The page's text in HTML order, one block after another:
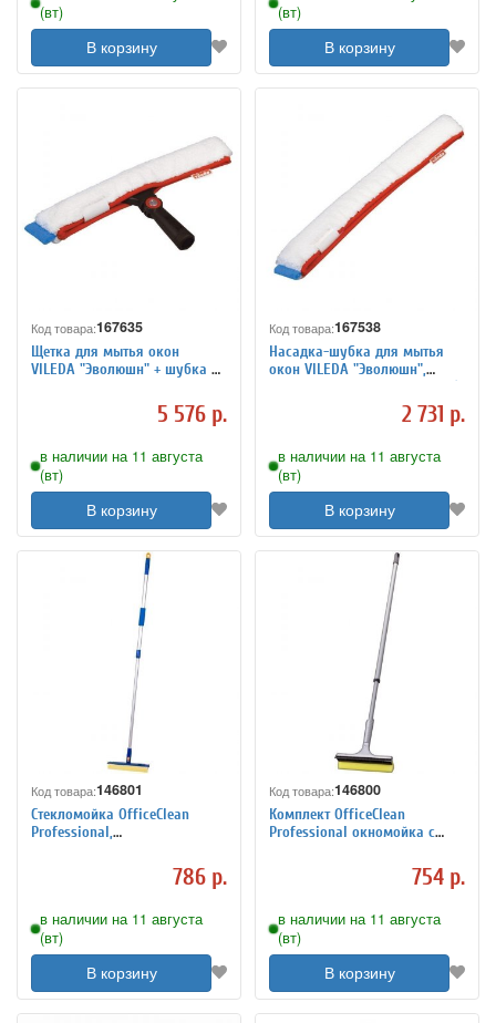
(вт)
В корзину
(вт)
В корзину
Код товара:167635
Щетка для мытья окон
VILEDA "Эволюшн" + шубка из
(черенок-ручка 602105),5 576 р.
в наличии на 11 августа
(вт)
В корзину
Код товара:167538
Насадка-шубка для мытья
окон VILEDA "Эволюшн",
микрофибра, ширина 35 см (к
щетке 602099), 5002072 731 р.
в наличии на 11 августа
(вт)
В корзину
Код товара:146801
Стекломойка OfficeClean
Professional,
25см(стяжка,губка,ручка)786 р.
в наличии на 11 августа
(вт)
В корзину
Код товара:146800
Комплект OfficeClean
Professional окномойка с
754 р.
в наличии на 11 августа
(вт)
В корзину